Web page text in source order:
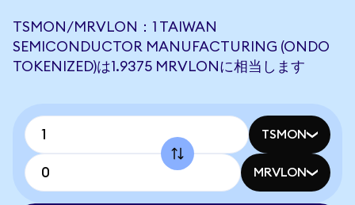
TSMON/MRVLON：1 TAIWAN
SEMICONDUCTOR MANUFACTURING (ONDO
TOKENIZED)は1.9375 MRVLONに相当します
TSMON
MRVLON